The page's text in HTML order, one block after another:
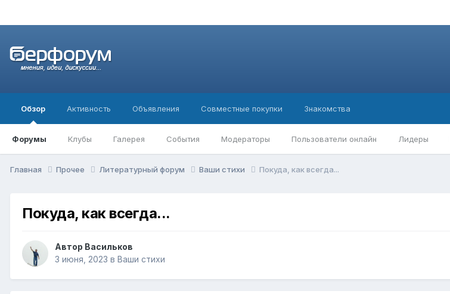
Обзор
Форумы Клубы Галерея События Модераторы Пользователи онлайн Лидеры
Активность Объявления Совместные покупки Знакомства
Главная Прочее Литературный форум Ваши стихи Покуда, как всегда...
Покуда, как всегда...
Автор Васильков
3 июня, 2023 в Ваши стихи